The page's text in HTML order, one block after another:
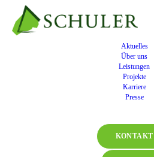
Aktuelles
Über uns
Leistungen
Projekte
Karriere
Presse
KONTAKT